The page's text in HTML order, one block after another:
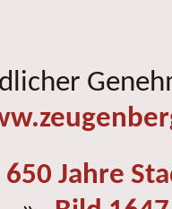
650 Jahre